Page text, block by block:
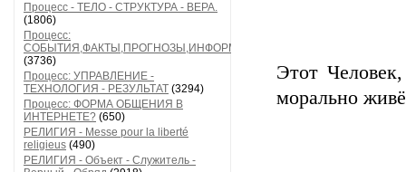
Процесс - ТЕЛО - СТРУКТУРА - ВЕРА.
(1806)
Процесс:
СОБЫТИЯ,ФАКТЫ,ПРОГНОЗЫ,ИНФОРМАЦИЯ
(3736)
Процесс: УПРАВЛЕНИЕ -
ТЕХНОЛОГИЯ - РЕЗУЛЬТАТ (3294)
Процесс: ФОРМА ОБЩЕНИЯ В
ИНТЕРНЕТЕ? (650)
РЕЛИГИЯ - Messe pour la liberté
religieus (490)
РЕЛИГИЯ - Объект - Служитель -
Этот
морально